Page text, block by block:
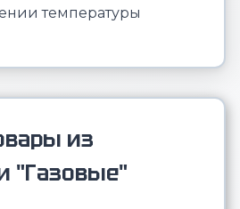
температуры
из
"Газовые"